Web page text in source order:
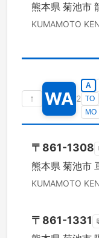
熊本県 菊池市
KUMAMOTO
↑ WA 2
A
TO
MO
〒 861-1308
熊本県 菊池市
KUMAMOTO
〒 861-1331